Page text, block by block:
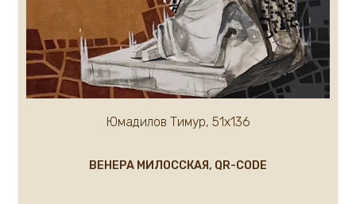
Юмадилов Тимур, 51х136
ВЕНЕРА МИЛОССКАЯ, QR-CODE